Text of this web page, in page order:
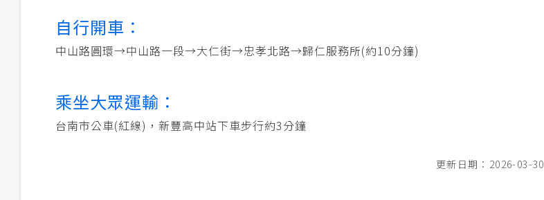
自行開車：
中山路圓環→中山路一段→大仁街→忠孝北路→歸仁服務所(約10分鐘)
乘坐大眾運輸：
台南市公車(紅線)，新豐高中站下車步行約3分鐘
更新日期：2026-03-30